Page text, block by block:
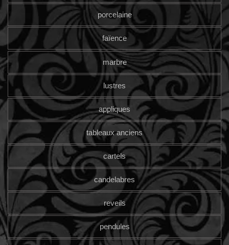
porcelaine
faïence
marbre
lustres
appliques
tableaux anciens
cartels
candelabres
reveils
pendules